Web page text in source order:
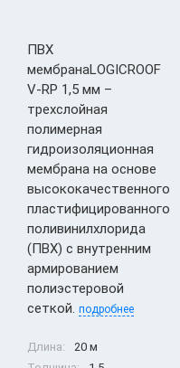
ПВХ
мембранаLOGICROOF
V-RP 1,5 мм –
трехслойная
полимерная
гидроизоляционная
мембрана на основе
высококачественного
пластифицированного
поливинилхлорида
(ПВХ) c внутренним
армированием
полиэстеровой
сеткой. подробнее
Длина:
20 м